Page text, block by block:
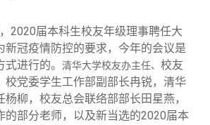
院系校友工作
专业委员会
捐赠新闻
捐赠纪事
《清华校友通讯》
《水木清华》
百年清华
清华人物
友服务
2020届本科生校友年级理事聘任大
新冠疫情防控的要求，今年的会议是
进行的。 清华大学校友办主任、 校友
校党委学生工作部副部长冉锐，清华
柳，校友总会联络部部长田星燕，
的部分老师，以及新当选的2020届本